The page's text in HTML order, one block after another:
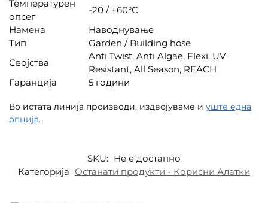
Температурен
опсег
-20 / +60°C
Намена
Наводнување
Тип
Garden / Building hose
Својства
Anti Twist, Anti Algae, Flexi, UV
Resistant, All Season, REACH
Гаранција
5 години
Во истата линија производи, издвојуваме и уште една
опција.
SKU: Не е достапно
Категорија Останати продукти - Корисни Алатки